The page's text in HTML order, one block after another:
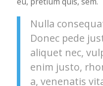
Nulla
Donec pede
aliquet nec,
enim justo,
a, venenatis